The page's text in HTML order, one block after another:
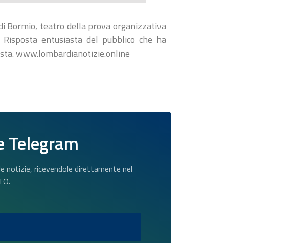
Bormio, teatro della prova organizzativa
entusiasta del pubblico che ha
www.lombardianotizie.online
notizie, ricevendole direttamente nel